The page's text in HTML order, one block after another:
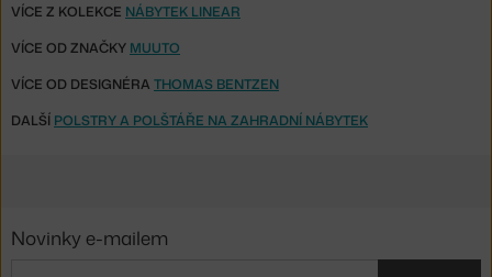
VÍCE Z KOLEKCE NÁBYTEK LINEAR
VÍCE OD ZNAČKY MUUTO
VÍCE OD DESIGNÉRA THOMAS BENTZEN
DALŠÍ POLSTRY A POLŠTÁŘE NA ZAHRADNÍ NÁBYTEK
Novinky e-mailem